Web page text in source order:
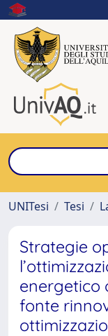
UNITesi
Tesi
Strategie
energetico
fonte